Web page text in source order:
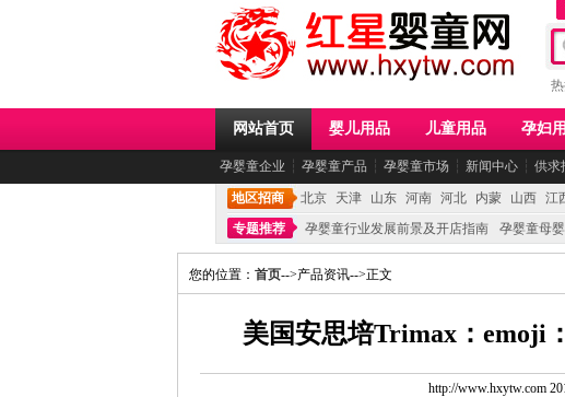
热
网站首页 婴儿用品 儿童用品 孕妇
孕婴童企业 ┆ 孕婴童产品 ┆ 孕婴童市场 ┆ 新闻中心 ┆ 供求
地区招商 北京 天津 山东 河南 河北 内蒙 山西 江
专题推荐
孕婴童行业发展前景及开店指南 孕婴童母
您的位置： 首页-->产品资讯-->正文
美国安思培Trimax：emoji
http://www.hxytw.com